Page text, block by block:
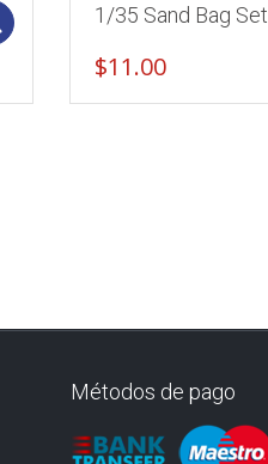
Add to cart1/35 Sand Bag Set
$11.00
Métodos de pago